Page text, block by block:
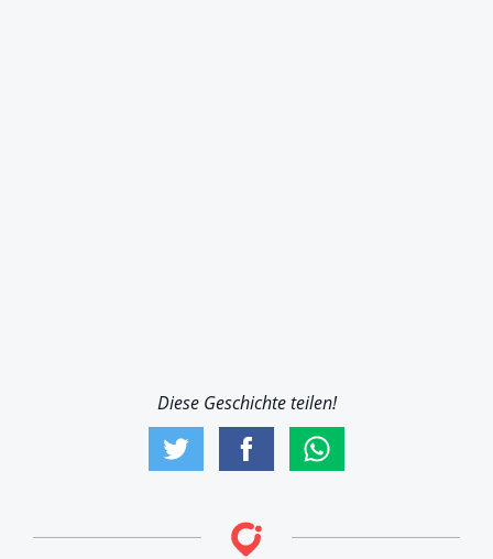
Diese Geschichte teilen!